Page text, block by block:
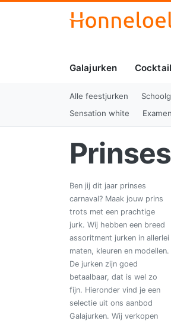
Galajurken
Alle feestjurken
Sensation white
Ben jij dit jaar prinses
carnaval? Maak jouw prins
trots met een prachtige
jurk. Wij hebben een breed
assoritment jurken in allerlei
maten, kleuren en modellen.
De jurken zijn goed
betaalbaar, dat is wel zo
fijn. Hieronder vind je een
selectie uit ons aanbod
Galajurken. Wij verkopen